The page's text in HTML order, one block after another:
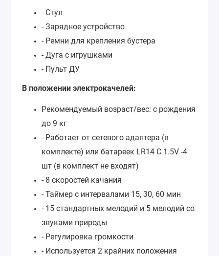
- Стул
- Зарядное устройство
- Ремни для крепления бустера
- Дуга с игрушками
- Пульт ДУ
В положении электрокачелей:
Рекомендуемый возраст/вес: с рождения
до 9 кг
- Работает от сетевого адаптера (в
комплекте) или батареек LR14 C 1.5V -4
шт (в комплект не входят)
- 8 скоростей качания
- Таймер с интервалами 15, 30, 60 мин
- 15 стандартных мелодий и 5 мелодий со
звуками природы
- Регулировка громкости
- Используется 2 крайних положения